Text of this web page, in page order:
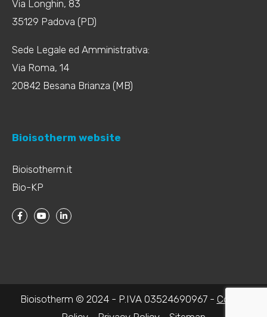
Via Longhin, 83
35129 Padova (PD)
Sede Legale ed Amministrativa:
Via Roma, 14
20842 Besana Brianza (MB)
Bioisotherm website
Bioisotherm.it
Bio-KP
Bioisotherm © 2024 - P.IVA 03524690967 - Cookie